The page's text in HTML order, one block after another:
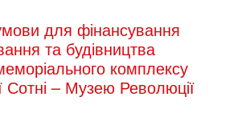
для фінансування
та будівництва
комплексу
Сотні – Музею Революції